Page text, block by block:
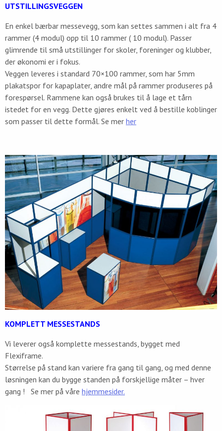
UTSTILLINGSVEGGEN
En enkel bærbar messevegg, som kan settes sammen i alt fra 4
rammer (4 modul) opp til 10 rammer ( 10 modul). Passer
glimrende til små utstillinger for skoler, foreninger og klubber,
der økonomi er i fokus.
Veggen leveres i standard 70×100 rammer, som har 5mm
plakatspor for kapaplater, andre mål på rammer produseres på
forespørsel. Rammene kan også brukes til å lage et tårn
istedet for en vegg. Dette gjøres enkelt ved å bestille koblinger
som passer til dette formål. Se mer her
KOMPLETT MESSESTANDS
Vi leverer også komplette messestands, bygget med
Flexiframe.
Størrelse på stand kan variere fra gang til gang, og med denne
løsningen kan du bygge standen på forskjellige måter – hver
gang ! Se mer på våre hjemmesider.